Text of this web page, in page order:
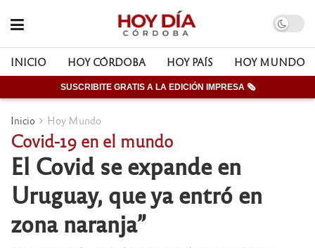
INICIO HOY CÓRDOBA HOY PAÍS HOY MUNDO
SUSCRIBITE GRATIS A LA EDICIÓN IMPRESA 🗞
Inicio Hoy Mundo
Covid-19 en el mundo
El Covid se expande en
Uruguay, que ya entró en
zona naranja”